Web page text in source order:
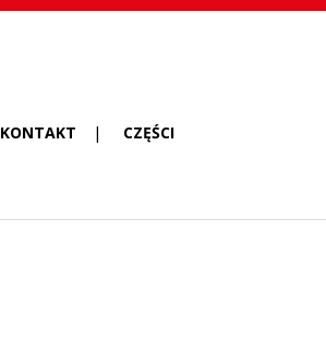
KONTAKT CZĘŚCI